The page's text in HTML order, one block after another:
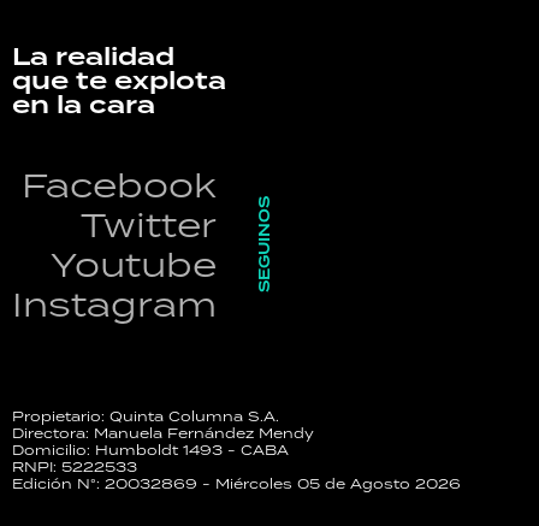
La realidad
que te explota
en la cara
Facebook
Twitter
Youtube
Instagram
SEGUINOS
Propietario: Quinta Columna S.A.
Directora: Manuela Fernández Mendy
Domicilio: Humboldt 1493 - CABA
RNPI: 5222533
Edición N°: 20032869 - Miércoles 05 de Agosto 2026